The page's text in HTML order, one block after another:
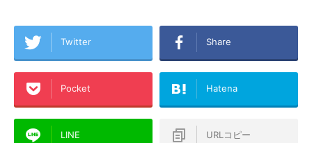
Twitter Share
Pocket Hatena
LINE URLコピー